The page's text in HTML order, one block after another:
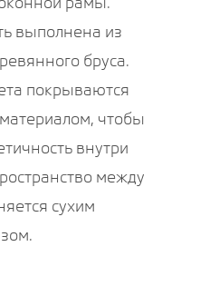
выполнена из
бруса.
покрываются
чтобы
внутри
между
сухим